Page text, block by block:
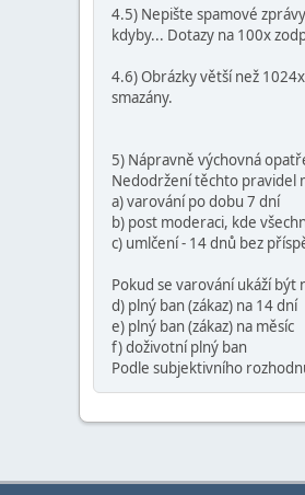
4.5) Nepište spamové
kdyby... Dotazy na 100x
4.6) Obrázky větší než
smazány.
5) Nápravně výchovná
Nedodržení těchto pravidel
a) varování po dobu 7 dní
b) post moderaci, kde
c) umlčení - 14 dnů bez
Pokud se varování ukáží být
d) plný ban (zákaz) na 14 dní
e) plný ban (zákaz) na měsíc
f) doživotní plný ban
Podle subjektivního